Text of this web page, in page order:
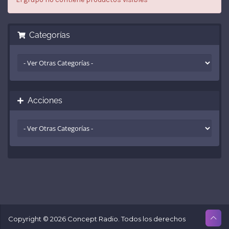
Categorías
Acciones
Copyright © 2026 Concept Radio. Todos los derechos